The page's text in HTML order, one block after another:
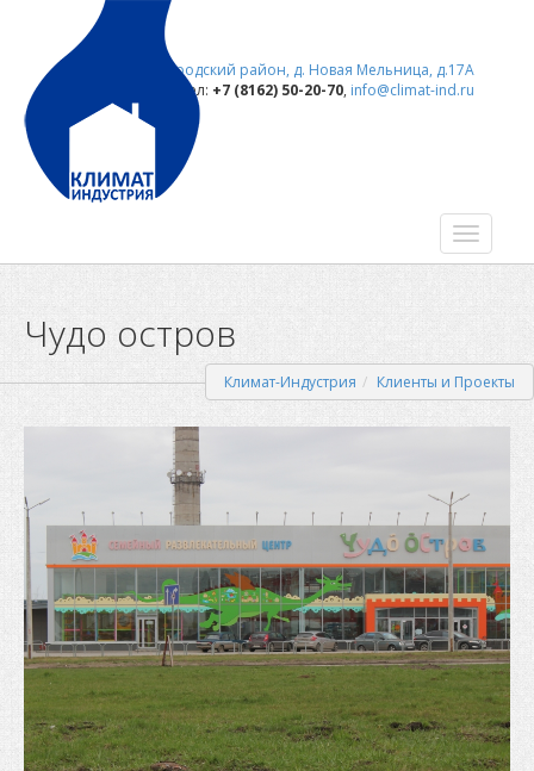
173021, Новгородский район, д. Новая Мельница, д.17А
тел: +7 (8162) 50-20-70, info@climat-ind.ru
Чудо остров
Климат-Индустрия Клиенты и Проекты